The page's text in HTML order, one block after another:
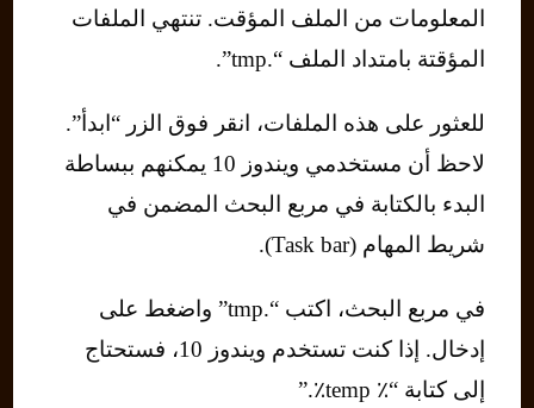
المعلومات من الملف المؤقت. تنتهي الملفات
المؤقتة بامتداد الملف “.tmp”.
للعثور على هذه الملفات، انقر فوق الزر “ابدأ”.
لاحظ أن مستخدمي ويندوز 10 يمكنهم ببساطة
البدء بالكتابة في مربع البحث المضمن في
شريط المهام (Task bar).
في مربع البحث، اكتب “.tmp” واضغط على
إدخال. إذا كنت تستخدم ويندوز 10، فستحتاج
إلى كتابة “٪ temp٪.”